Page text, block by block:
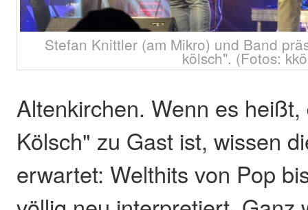
Stefan Knittler (am Mikro) und Band
kölsch". (Fotos:
Altenkirchen. Wenn es
Kölsch" zu Gast ist, wissen
erwartet: Welthits von Pop